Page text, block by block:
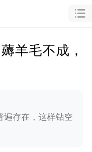
羊毛不成，
遍存在，这样钻空